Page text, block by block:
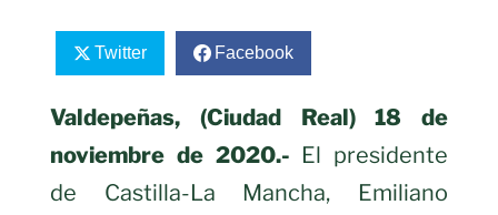
Twitter Facebook
Valdepeñas, (Ciudad Real) 18 de
noviembre de 2020.- El presidente
de Castilla-La Mancha, Emiliano